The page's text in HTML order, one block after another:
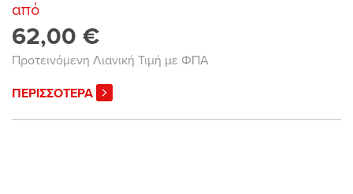
από
62,00 €
Προτεινόμενη Λιανική Τιμή με ΦΠΑ
ΠΕΡΙΣΣΟΤΕΡΑ